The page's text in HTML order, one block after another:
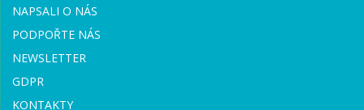
NAPSALI O NÁS
PODPOŘTE NÁS
NEWSLETTER
GDPR
KONTAKTY